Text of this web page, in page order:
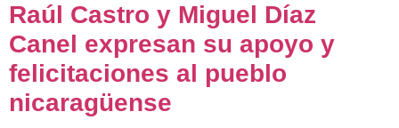
Raúl Castro y Miguel Díaz
Canel expresan su apoyo y
felicitaciones al pueblo
nicaragüense